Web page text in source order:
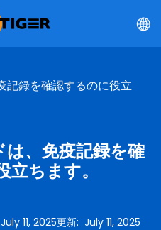
記録を確認するのに役立
は、免疫記録を確
ちます。
July 11, 2025更新: July 11, 2025